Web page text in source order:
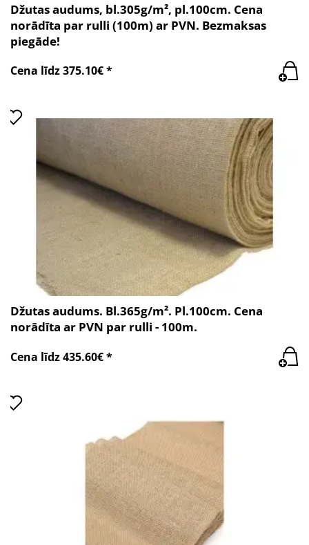
Džutas audums, bl.305g/m², pl.100cm. Cena
norādīta par rulli (100m) ar PVN. Bezmaksas
piegāde!
Cena līdz 375.10€ *
Džutas audums. Bl.365g/m². Pl.100cm. Cena
norādīta ar PVN par rulli - 100m.
Cena līdz 435.60€ *